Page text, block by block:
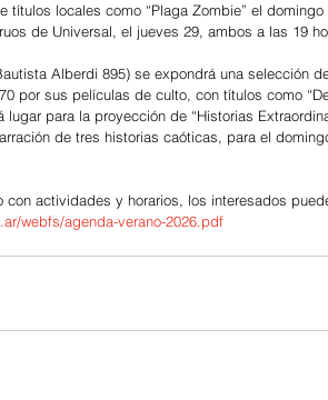
títulos locales como “Plaga Zombie” el domingo
de Universal, el jueves 29, ambos a las 19
Alberdi 895) se expondrá una selección
por sus películas de culto, con títulos como
lugar para la proyección de “Historias
de tres historias caóticas, para el
con actividades y horarios, los interesados
webfs/agenda-verano-2026.pdf